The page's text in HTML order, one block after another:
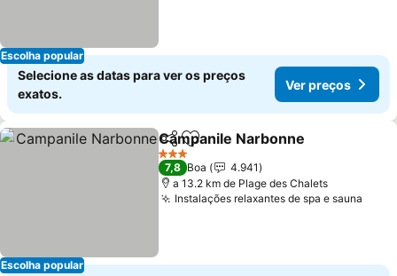
Escolha popular
Selecione as datas para ver os preços
exatos.
Ver preços
Escolha popular
PartilharAdicionar aos favoritos
Campanile Narbonne
3 Estrelas
7,8 Boa
4.941
a 13.2 km de Plage des Chalets
Instalações relaxantes de spa e sauna